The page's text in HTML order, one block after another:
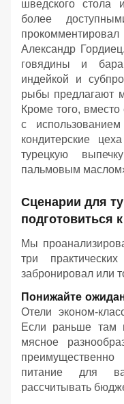
шведского стола
более
Александр
говядины и
индейкой и
рыбы предлагают
Кроме того,
с
кондитерские
турецкую
пальмовым
Сценарии для
подготовиться
Мы
три
забронировал или
Понижайте
Отели эконом-
Если раньше там
мясное
питание для
рассчитывать